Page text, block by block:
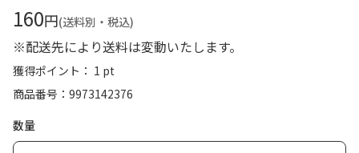
160円(送料別・税込)
※配送先により送料は変動いたします。
獲得ポイント： 1 pt
商品番号
9973142376
数量